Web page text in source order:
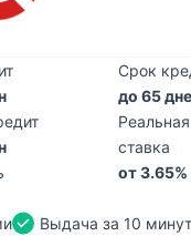
Срок
до 65
ставка
от
Выдача за 10 минут